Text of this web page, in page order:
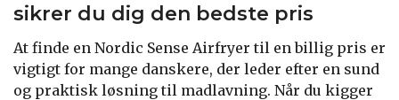
sikrer du dig den bedste pris
At finde en Nordic Sense Airfryer til en billig pris er
vigtigt for mange danskere, der leder efter en sund
og praktisk løsning til madlavning. Når du kigger